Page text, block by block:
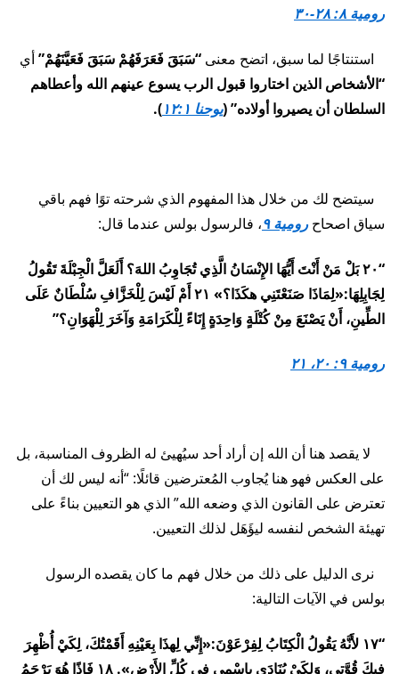
رومية ٨: ٢٨-٣٠
استنتاجًا لما سبق، اتضح معنى “سَبَقَ فَعَرَفَهُمْ سَبَقَ فَعَيَّنَهُمْ”أي
“الأشخاص الذين اختاروا قبول الرب يسوع عينهم الله وأعطاهم
السلطان أن يصيروا أولاده” (يوحنا ١٢:١ ).
سيتضح لك من خلال هذا المفهوم الذي شرحته توًا فهم باقي
سياق اصحاحرومية ٩ ، فالرسول بولس عندما قال:
“٢٠ بَلْ مَنْ أَنْتَ أَيُّهَا الإِنْسَانُ الَّذِي تُجَاوِبُ اللهَ؟ أَلَعَلَّ الْجِبْلَةَ تَقُولُ
لِجَابِلِهَا:«لِمَاذَا صَنَعْتَنِي هكَذَا؟» ٢١ أَمْ لَيْسَ لِلْخَزَّافِ سُلْطَانٌ عَلَى
الطِّينِ، أَنْ يَصْنَعَ مِنْ كُتْلَةٍ وَاحِدَةٍ إِنَاءً لِلْكَرَامَةِ وَآخَرَ لِلْهَوَانِ؟”
رومية ٩: ٢٠، ٢١
لا يقصد هنا أن الله إن أراد أحد سيُهيئ له الظروف المناسبة، بل
على العكس فهو هنا يُجاوب المُعترضين قائلًا: “أنه ليس لك أن
تعترض على القانون الذي وضعه الله” الذي هو التعيين بناءً على
تهيئة الشخص لنفسه ليؤَهَل لذلك التعيين.
نرى الدليل على ذلك من خلال فهم ما كان يقصده الرسول
بولس في الآيات التالية:
“١٧ لأَنَّهُ يَقُولُ الْكِتَابُ لِفِرْعَوْنَ:«إِنِّي لِهذَا بِعَيْنِهِ أَقَمْتُكَ، لِكَيْ أُظْهِرَ
فِيكَ قُوَّتِي، وَلِكَيْ يُنَادَى بِاسْمِي فِي كُلِّ الأَرْضِ». ١٨ فَإِذًا هُوَ يَرْحَمُ